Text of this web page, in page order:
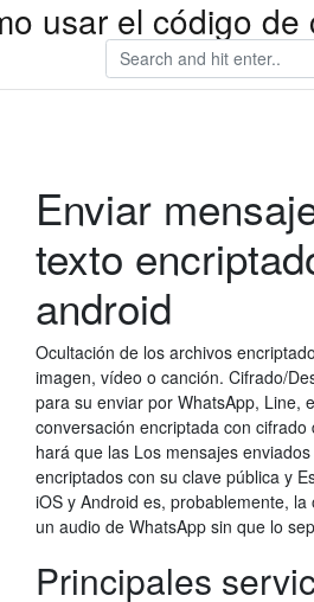
usar el código
Enviar
texto
android
Ocultación de los archivos
imagen, vídeo o canción. Cifrado/
para su enviar por WhatsApp, Line,
conversación encriptada con
hará que las Los mensajes
encriptados con su clave pública y
iOS y Android es, probablemente,
un audio de WhatsApp sin que lo
Principales